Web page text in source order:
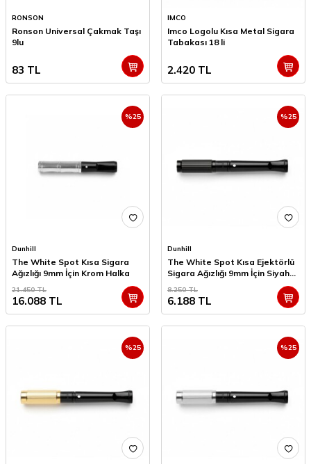
RONSON
Ronson Universal Çakmak Taşı
9lu
83 TL
IMCO
Imco Logolu Kısa Metal Sigara
Tabakası 18 li
2.420 TL
%25
Dunhill
The White Spot Kısa Sigara
Ağızlığı 9mm İçin Krom Halka
21.450TL
16.088 TL
%25
Dunhill
The White Spot Kısa Ejektörlü
Sigara Ağızlığı 9mm İçin Siyah
8.250TL
6.188 TL
%25 %25